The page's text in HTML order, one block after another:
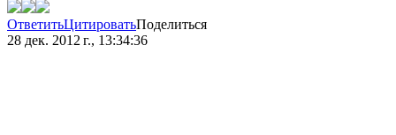
ОтветитьЦитироватьПоделиться
28 дек. 2012 г., 13:34:36